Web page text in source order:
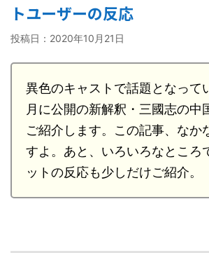
トユーザーの反応
投稿日： 2020年10月21日
異色のキャストで話題となって
月に公開の新解釈・三國志の中
ご紹介します。この記事、なか
すよ。あと、いろいろなところ
ットの反応も少しだけご紹介。